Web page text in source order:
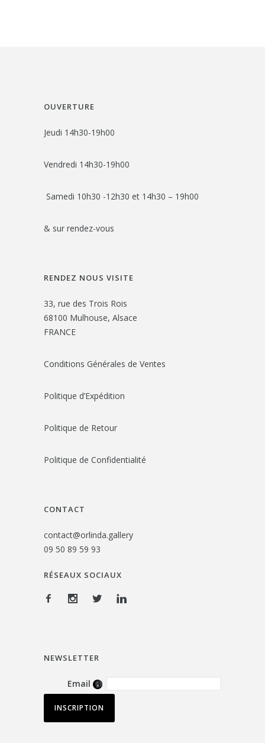
OUVERTURE
Jeudi 14h30-19h00
Vendredi 14h30-19h00
Samedi 10h30 -12h30 et 14h30 – 19h00
& sur rendez-vous
RENDEZ NOUS VISITE
33, rue des Trois Rois
68100 Mulhouse, Alsace
FRANCE
Conditions Générales de Ventes
Politique d’Expédition
Politique de Retour
Politique de Confidentialité
CONTACT
contact@orlinda.gallery
09 50 89 59 93
RÉSEAUX SOCIAUX
NEWSLETTER
Email